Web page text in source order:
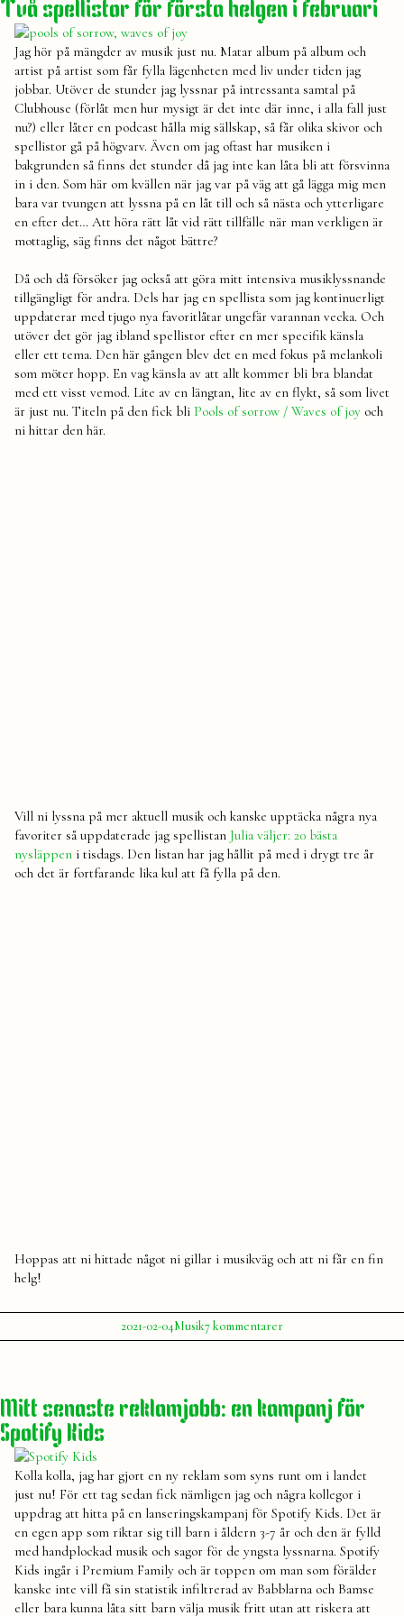
wrapped
mina
Två spellistor för första helgen i februari
Jag hör på mängder av musik just nu. Matar album på album och
artist på artist som får fylla lägenheten med liv under tiden jag
jobbar. Utöver de stunder jag lyssnar på intressanta samtal på
Clubhouse (förlåt men hur mysigt är det inte där inne, i alla fall just
nu?) eller låter en podcast hålla mig sällskap, så får olika skivor och
spellistor gå på högvarv. Även om jag oftast har musiken i
bakgrunden så finns det stunder då jag inte kan låta bli att försvinna
in i den. Som här om kvällen när jag var på väg att gå lägga mig men
bara var tvungen att lyssna på en låt till och så nästa och ytterligare
en efter det… Att höra rätt låt vid rätt tillfälle när man verkligen är
mottaglig, säg finns det något bättre?
Då och då försöker jag också att göra mitt intensiva musiklyssnande
tillgängligt för andra. Dels har jag en spellista som jag kontinuerligt
uppdaterar med tjugo nya favoritlåtar ungefär varannan vecka. Och
utöver det gör jag ibland spellistor efter en mer specifik känsla
eller ett tema. Den här gången blev det en med fokus på melankoli
som möter hopp. En vag känsla av att allt kommer bli bra blandat
med ett visst vemod. Lite av en längtan, lite av en flykt, så som livet
är just nu. Titeln på den fick bli Pools of sorrow / Waves of joy och
ni hittar den här.
Vill ni lyssna på mer aktuell musik och kanske upptäcka några nya
favoriter så uppdaterade jag spellistan Julia väljer: 20 bästa
nysläppen i tisdags. Den listan har jag hållit på med i drygt tre år
och det är fortfarande lika kul att få fylla på den.
Hoppas att ni hittade något ni gillar i musikväg och att ni får en fin
helg!
Publicerat
av
Julia
2021-02-04Publicerat
i
MusikEtiketter:
musik,
7 kommentarertill
Två
helgen
Mitt senaste reklamjobb: en kampanj för
Spotify Kids
Kolla kolla, jag har gjort en ny reklam som syns runt om i landet
just nu! För ett tag sedan fick nämligen jag och några kollegor i
uppdrag att hitta på en lanseringskampanj för Spotify Kids. Det är
en egen app som riktar sig till barn i åldern 3-7 år och den är fylld
med handplockad musik och sagor för de yngsta lyssnarna. Spotify
Kids ingår i Premium Family och är toppen om man som förälder
kanske inte vill få sin statistik infiltrerad av Babblarna och Bamse
eller bara kunna låta sitt barn välja musik fritt utan att riskera att